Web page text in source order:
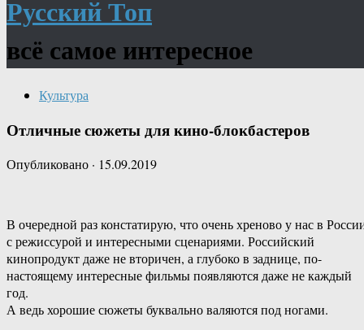
Русский Топ
всё самое интересное
Культура
Отличные сюжеты для кино-блокбастеров
Опубликовано · 15.09.2019
В очередной раз констатирую, что очень хреново у нас в
с режиссурой и интересными сценариями. Российский
кинопродукт даже не вторичен, а глубоко в заднице, по-
настоящему интересные фильмы появляются даже не каждый
год.
А ведь хорошие сюжеты буквально валяются под ногами.